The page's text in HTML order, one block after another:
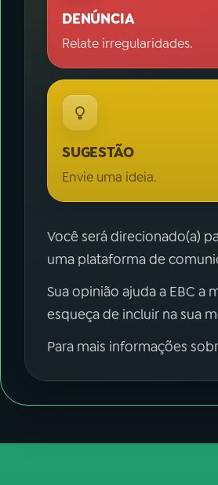
DENÚNCIA
Relate irregularidades.
SUGESTÃO
Envie uma ideia.
Você será direcionado(a)
uma plataforma de
Sua opinião ajuda a EBC
esqueça de incluir na sua
Para mais informações